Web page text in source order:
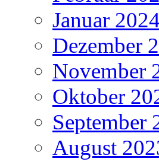
Januar 2024
Dezember
November
Oktober
September
August